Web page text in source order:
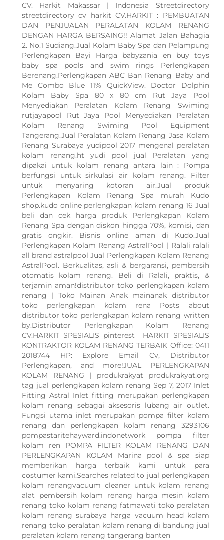
CV. Harkit Makassar | Indonesia Streetdirectory
streetdirectory cv harkit CV.HARKIT : PEMBUATAN
DAN PENJUALAN PERALATAN KOLAM RENANG
DENGAN HARGA BERSAING!! Alamat Jalan Bahagia
2. No.1 Sudiang.Jual Kolam Baby Spa dan Pelampung
Perlengkapan Bayi Harga babyzania en buy toys
baby spa pools and swim rings Perlengkapan
Berenang.Perlengkapan ABC Ban Renang Baby and
Me Combo Blue 11% QuickView. Doctor Dolphin
Kolam Baby Spa 80 x 80 cm Rut Jaya Pool
Menyediakan Peralatan Kolam Renang Swiming
rutjayapool Rut Jaya Pool Menyediakan Peralatan
Kolam Renang Swiming Pool Equipment
Tangerang.Jual Peralatan Kolam Renang Jasa Kolam
Renang Surabaya yudipool 2017 mengenal peralatan
kolam renang.ht yudi pool jual Peralatan yang
dipakai untuk kolam renang antara lain : Pompa
berfungsi untuk sirkulasi air kolam renang. Filter
untuk menyaring kotoran air.Jual produk
Perlengkapan Kolam Renang Spa murah Kudo
shop.kudo online perlengkapan kolam renang 16 Jual
beli dan cek harga produk Perlengkapan Kolam
Renang Spa dengan diskon hingga 70%, komisi, dan
gratis ongkir. Bisnis online aman di Kudo.Jual
Perlengkapan Kolam Renang AstralPool | Ralali ralali
all brand astralpool Jual Perlengkapan Kolam Renang
AstralPool. Berkualitas, asli & bergaransi, pembersih
otomatis kolam renang. Beli di Ralali, praktis, &
terjamin aman!distributor toko perlengkapan kolam
renang | Toko Mainan Anak mainanak distributor
toko perlengkapan kolam rena Posts about
distributor toko perlengkapan kolam renang written
by.Distributor Perlengkapan Kolam Renang
CV.HARKIT SPESIALIS pinterest HARKIT SPESIALIS
KONTRAKTOR KOLAM RENANG TERBAIK Office: 0411
2018744 HP: Explore Email Cv, Distributor
Perlengkapan, and more!JUAL PERLENGKAPAN
KOLAM RENANG | produkrakyat produkrakyat.org
tag jual perlengkapan kolam renang Sep 7, 2017 Inlet
Fitting Astral Inlet fitting merupakan perlengkapan
kolam renang sebagai aksesoris lubang air outlet.
Fungsi utama inlet merupakan pompa filter kolam
renang dan perlengkapan kolam renang 3293106
pompastaritehayward.indonetwork pompa filter
kolam ren POMPA FILTER KOLAM RENANG DAN
PERLENGKAPAN KOLAM Marina pool & spa siap
memberikan harga terbaik kami untuk para
costumer kami.Searches related to jual perlengkapan
kolam renangvacuum cleaner untuk kolam renang
alat pembersih kolam renang harga mesin kolam
renang toko kolam renang fatmawati toko peralatan
kolam renang surabaya harga vacuum head kolam
renang toko peralatan kolam renang di bandung jual
peralatan kolam renang tangerang banten